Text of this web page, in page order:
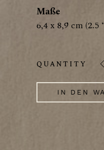
Maße
6,4 x 8,9 cm (2.5
QUANTITY
IN DEN